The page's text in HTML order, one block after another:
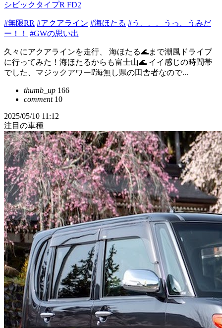
シビックタイプR FD2
#無限RR #アクアライン #海ほたる #う、、、うっ、うみだ
ー！！
#GWの思い出
久々にアクアラインを走行、 海ほたる🌊まで潮風ドライブ
に行ってみた！海ほたるからも富士山🌊 イイ感じの時間帯
でした、マジックアワー⁉海無し県の田舎者なので...
thumb_up 166
comment10
2025/05/10 11:12
注目の車種